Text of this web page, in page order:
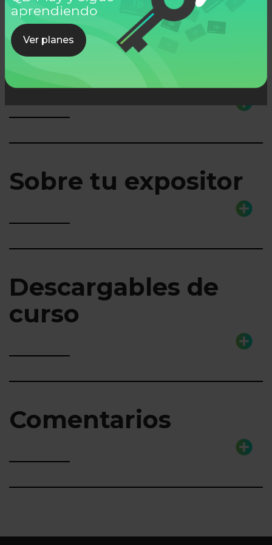
aprendiendo
Ver planes
Lo que aprenderás
Sobre tu expositor
Descargables de
curso
Comentarios